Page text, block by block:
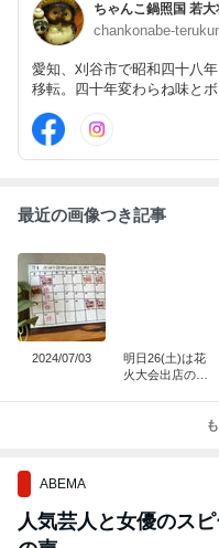
ちゃんこ鍋照国 若
chankonabe-
愛知、刈谷市で昭和四十八
移転。四十年変わらね味とボ
最近の画像つき記事
2024/07/03
明日26(土)は花
火大会出店のた
ABEMA
人気芸人と女優のス